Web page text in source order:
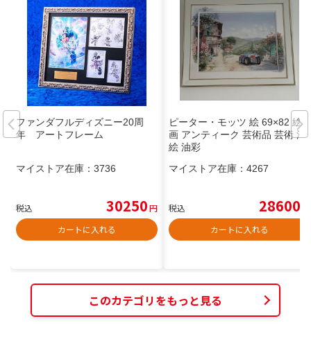
ファンダフルディズニー20周
年 アートフレーム
マイストア在庫： 3736
税込 30250円
カートに入れる
ピーター・モッツ 絵 69×82 絵
画 アンティーク 芸術品 芸術 油
絵 油彩
マイストア在庫： 4267
税込 28600
カートに入れる
このカテゴリをもっと見る